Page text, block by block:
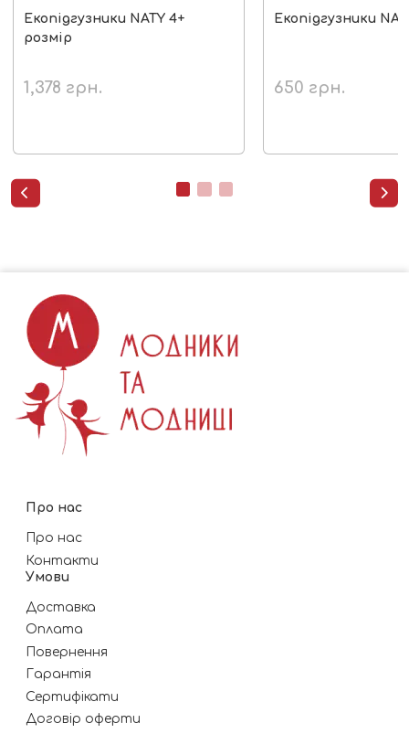
Екопідгузники NATY 4+
розмір
1,378 грн.
Екопідгузники
650 грн.
 
Про нас
Про нас
Контакти
Умови
Доставка
Оплата
Повернення
Гарантія
Сертифікати
Договір оферти